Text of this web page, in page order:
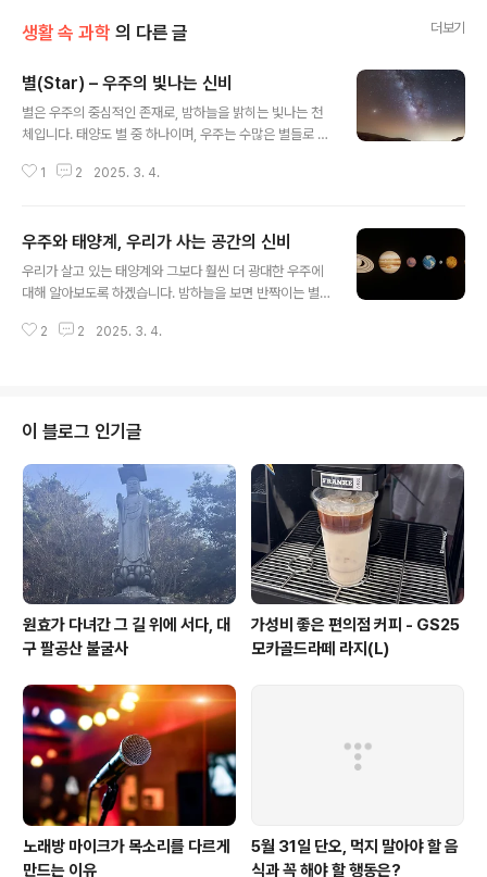
생활 속 과학 의 다른 글 더보기
별(Star) – 우주의 빛나는 신비
별은 우주의 중심적인 존재로, 밤하늘을 밝히는 빛나는 천
체입니다. 태양도 별 중 하나이며, 우주는 수많은 별들로 가
며, 마지막에는 어떻게 사라지는지 알아보도록 하겠습니
니다. 별의 구성 요소는 주로 수소(75%)와 헬륨(24%)으
로 이루어져 있으며 행융합 반응을 통해 빛과 열을 냅니다.
중력이 별을 수축시키려는 힘과 내부에서 발생하는 에너지
나의 별이며 우주에는 수천억 개 이상의 별이 존재하면 각
1 2 2025. 3. 4.
우주와 태양계, 우리가 사는 공간의 신비
우리가 살고 있는 태양계와 그보다 훨씬 더 광대한 우주에
대해 알아보도록 하겠습니다. 밤하늘을 보면 반짝이는 별
니다. 그렇다면 우주는 어떻게 구성이 되어 있을까요? 우주
전, 우주는 극도로 작은 점에서 엄청난 폭발이 일어나면서
탄생했다고 합니다 그러면서 우주는 빠르게 팽창하며 지
금의 모습을 갖추기 시작했습니다. 쉽게 말해 아주 작은 공
이 갑자기 크게 부풀어 오르면서 지금의 우주가 된 것과 같
다고 보면 됩니다. 그렇다면 빅뱅 이전에는 무엇이 있었을
까요? 그건 과학자들도 정확..
2 2 2025. 3. 4.
이 블로그 인기글
원효가 다녀간 그 길 위에 서다, 대
구 팔공산 불굴사
가성비 좋은 편의점 커피 - GS25
모카골드라떼 라지(L)
노래방 마이크가 목소리를 다르게
만드는 이유
5월 31일 단오, 먹지 말아야 할 음
식과 꼭 해야 할 행동은?